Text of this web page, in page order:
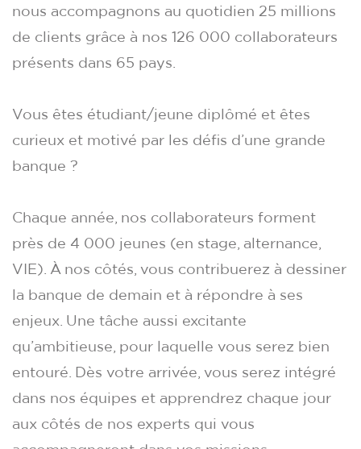
nous accompagnons au quotidien 25 millions
de clients grâce à nos 126 000 collaborateurs
présents dans 65 pays.
Vous êtes étudiant/jeune diplômé et êtes
curieux et motivé par les défis d’une grande
banque ?
Chaque année, nos collaborateurs forment
près de 4 000 jeunes (en stage, alternance,
VIE). À nos côtés, vous contribuerez à dessiner
la banque de demain et à répondre à ses
enjeux. Une tâche aussi excitante
qu’ambitieuse, pour laquelle vous serez bien
entouré. Dès votre arrivée, vous serez intégré
dans nos équipes et apprendrez chaque jour
aux côtés de nos experts qui vous